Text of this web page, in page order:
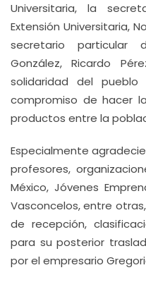
Universitaria, la
Extensión Universitaria,
secretario particular
González, Ricardo
solidaridad del
compromiso de hacer
productos entre la
Especialmente
profesores,
México, Jóvenes
Vasconcelos, entre
de recepción,
para su posterior
por el empresario